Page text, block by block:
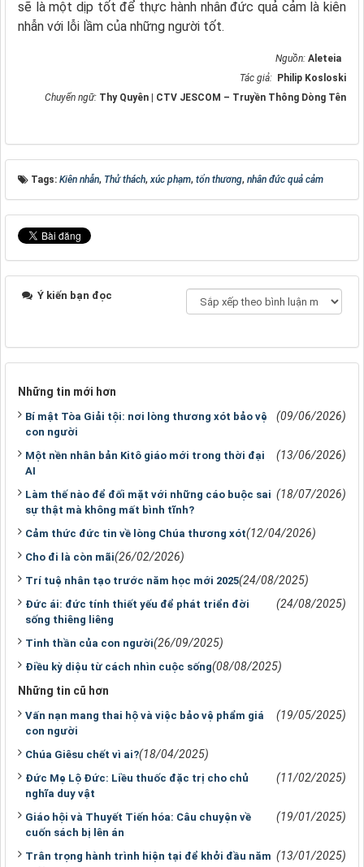
sẽ là một dịp tốt để thực hành nhân đức quả cảm là kiên
nhẫn với lỗi lầm của những người tốt.
Nguồn: Aleteia
Tác giả: Philip Kosloski
Chuyển ngữ: Thy Quyên | CTV JESCOM – Truyền Thông Dòng Tên
Tags: Kiên nhẫn, Thử thách,xúc phạm, tổn thương, nhân đức quả cảm
Ý kiến bạn đọc
Những tin mới hơn
Bí mật Tòa Giải tội: nơi lòng thương xót bảo vệ
con người
(09/06/2026)
Một nền nhân bản Kitô giáo mới trong thời đại
AI
(13/06/2026)
Làm thế nào để đối mặt với những cáo buộc sai
sự thật mà không mất bình tĩnh?
(18/07/2026)
Cảm thức đức tin về lòng Chúa thương xót(12/04/2026)
Cho đi là còn mãi(26/02/2026)
Trí tuệ nhân tạo trước năm học mới 2025(24/08/2025)
Đức ái: đức tính thiết yếu để phát triển đời
sống thiêng liêng
(24/08/2025)
Tinh thần của con người(26/09/2025)
Điều kỳ diệu từ cách nhìn cuộc sống(08/08/2025)
Những tin cũ hơn
Vấn nạn mang thai hộ và việc bảo vệ phẩm giá
con người
(19/05/2025)
Chúa Giêsu chết vì ai?(18/04/2025)
Đức Mẹ Lộ Đức: Liều thuốc đặc trị cho chủ
nghĩa duy vật
(11/02/2025)
Giáo hội và Thuyết Tiến hóa: Câu chuyện về
cuốn sách bị lên án
(19/01/2025)
Trân trọng hành trình hiện tại để khởi đầu năm (13/01/2025)